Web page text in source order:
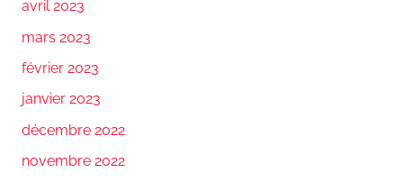
avril 2023
mars 2023
février 2023
janvier 2023
décembre 2022
novembre 2022